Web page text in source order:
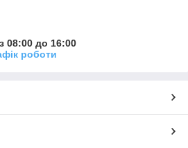
08:00 до 16:00
роботи